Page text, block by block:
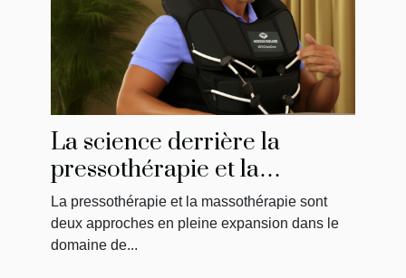
La science derrière la
pressothérapie et la
massothérapie : Comment
ça fonctionne?
La pressothérapie et la massothérapie sont
deux approches en pleine expansion dans le
domaine de...